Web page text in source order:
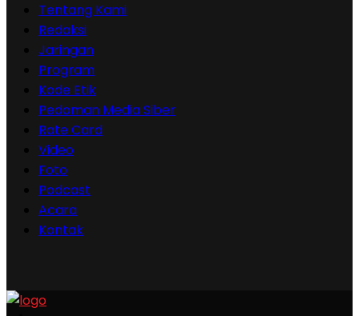
Tentang Kami
Redaksi
Jaringan
Program
Kode Etik
Pedoman Media Siber
Rate Card
Video
Foto
Podcast
Acara
Kontak